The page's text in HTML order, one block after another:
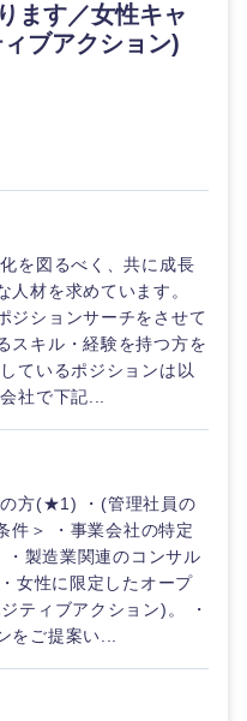
ください
経営企画・事業企
ください
ください
てください
さい
ます／女性キャ
ブアクション)
を図るべく、共に成長
人材を求めています。
ジションサーチをさせて
スキル・経験を持つ方を
ているポジションは以
社で下記...
の方(★1) ・(管理社員の
件＞ ・事業会社の特定
製造業関連のコンサル
女性に限定したオープ
ティブアクション)。 ・
をご提案い...